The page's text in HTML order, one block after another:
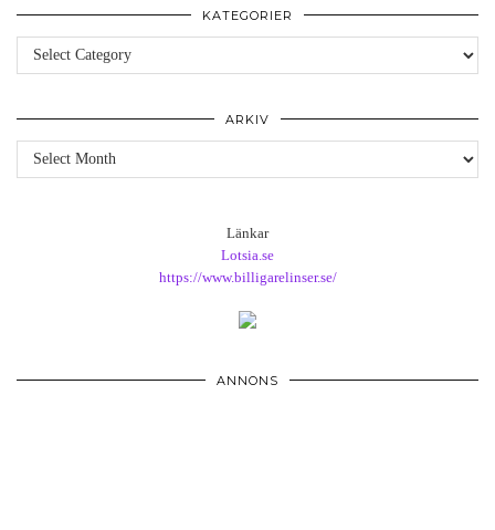
KATEGORIER
Kategorier
ARKIV
Arkiv
Länkar
Lotsia.se
https://www.billigarelinser.se/
ANNONS